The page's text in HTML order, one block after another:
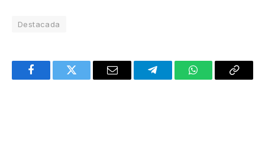
Destacada
FacebookTwitter Email TelegramWhatsAppCopy